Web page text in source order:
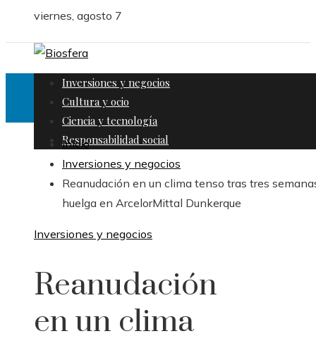
viernes, agosto 7
Inversiones y negocios
Cultura y ocio
Ciencia y tecnología
Responsabilidad social
Inicio
Inversiones y negocios
Reanudación en un clima tenso tras tres
huelga en ArcelorMittal Dunkerque
Inversiones y negocios
Reanudación
en un clima